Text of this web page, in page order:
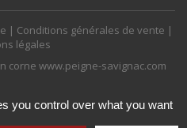
| Conditions générales de vente |
légales
corne www.peigne-savignac.com
you control over what you want